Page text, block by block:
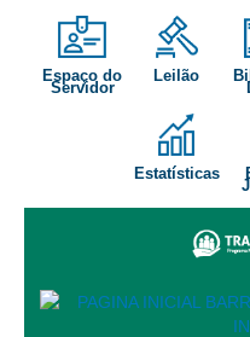
Audiências e
Calendário das
Calendário de
Calendário das
Calendário das
Carta de Serviços ao
Cadastro de
Espaço do
Servidor
Leilão
Estatísticas